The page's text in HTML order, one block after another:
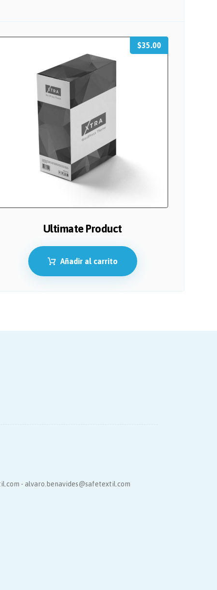
Ultimate Product
$35.00
Añadir al carrito
- alvaro.benavides@safetextil.com